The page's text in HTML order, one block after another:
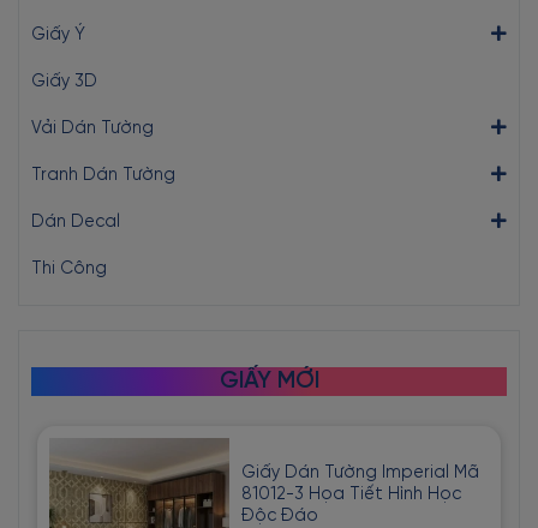
Giấy Ý
Giấy 3D
Vải Dán Tường
Tranh Dán Tường
Dán Decal
Thi Công
GIẤY MỚI
Giấy Dán Tường Imperial Mã
81012-3 Họa Tiết Hình Học
Độc Đáo